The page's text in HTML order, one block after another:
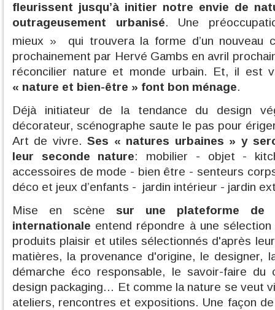
fleurissent jusqu’à initier notre envie de
outrageusement urbanisé. Une
mieux » qui trouvera la forme d’un nouveau
prochainement par Hervé Gambs en avril
réconcilier nature et monde urbain. Et, il est
« nature et bien-être » font bon ménage.
Déjà initiateur de la tendance du design
décorateur, scénographe saute le pas pour
Art de vivre.Ses « natures urbaines » y
leur seconde nature: mobilier - objet -
accessoires de mode - bien être - senteurs
déco et jeux d’enfants - jardin intérieur - jardin
Mise en scène sur une plateforme de
internationale entend répondre à une
produits plaisir et utiles sélectionnés d'après
matières, la provenance d'origine, le designer,
démarche éco responsable, le savoir-faire du
design packaging... Et comme la nature se veut
ateliers, rencontres et expositions. Une façon de